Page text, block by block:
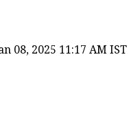
08, 2025 11:17 AM IST